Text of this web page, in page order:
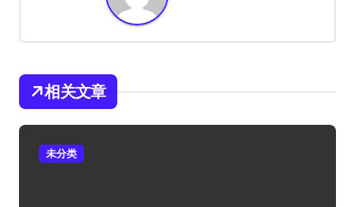
相关文章
未分类